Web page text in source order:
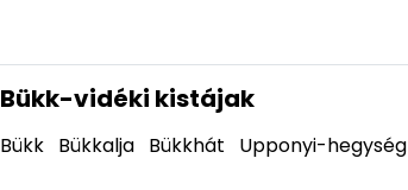
Bükk-vidéki kistájak
Bükk Bükkalja Bükkhát Upponyi-hegység